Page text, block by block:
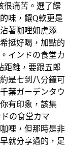
很痛苦。選了饢
味，饢Q軟更是
著咖哩如虎添
挺好喝，加點的
。インドの食堂カ
距離，要跟五郎
是七到八分鐘可
葉ガーデンタウ
有印象，該集
の食堂カマ
哩，但那時是非
就分享過的，足